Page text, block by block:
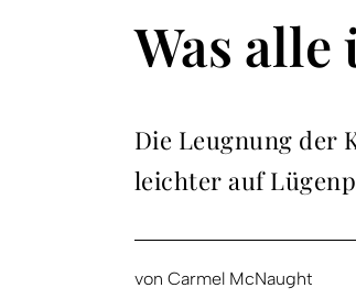
Was
Die Leugnung der
leichter auf
von Carmel McNaught